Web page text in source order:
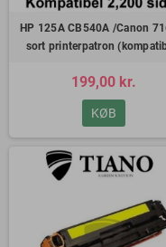
HP 125A CB540A /Canon
sort printerpatron
199,00 kr.
KØB